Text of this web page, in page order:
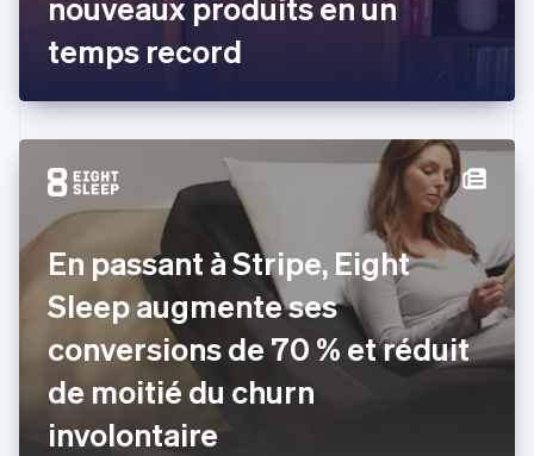
nouveaux produits en un
temps record
En passant à Stripe, Eight
Sleep augmente ses
conversions de 70 % et réduit
de moitié du churn
involontaire
English
EspañolEnglish
English
États-Unis
简体中文
Finlande
Svenska
English
Gibraltar
English
Grèce
English
English
English